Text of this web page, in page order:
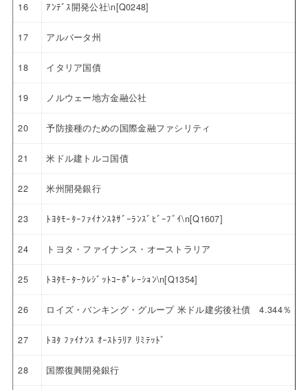
16 ｱﾝﾃﾞｽ開発公社\n[Q0248]
17 アルバータ州
18 イタリア国債
19 ノルウェー地方金融公社
20 予防接種のための国際金融ファシリティ
21 米ドル建トルコ国債
22 米州開発銀行
23 ﾄﾖﾀﾓｰﾀｰﾌｧｲﾅﾝｽﾈｻﾞｰﾗﾝｽﾞﾋﾞｰﾌﾞｲ\n[Q1607]
24 トヨタ・ファイナンス・オーストラリア
25 ﾄﾖﾀﾓｰﾀｰｸﾚｼﾞｯﾄｺｰﾎﾟﾚｰｼｮﾝ\n[Q1354]
26 ロイズ・バンキング・グループ 米ドル建劣後社債 4.344％
27 ﾄﾖﾀ ﾌｧｲﾅﾝｽ ｵｰｽﾄﾗﾘｱ ﾘﾐﾃｯﾄﾞ
28 国際復興開発銀行